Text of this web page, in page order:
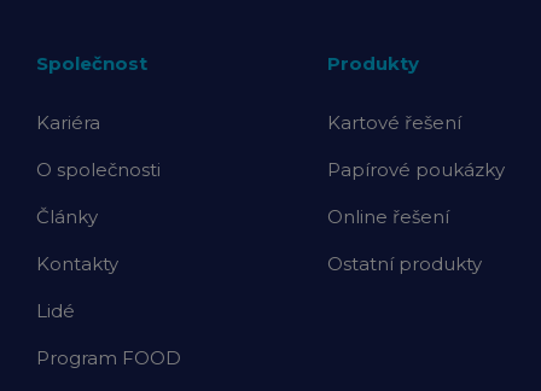
Společnost
Kariéra
O společnosti
Články
Kontakty
Lidé
Program FOOD
Produkty
Kartové řešení
Papírové poukázky
Online řešení
Ostatní produkty